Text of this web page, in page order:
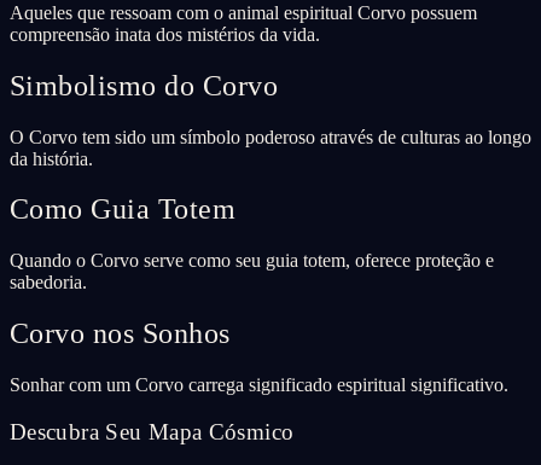
Aqueles que ressoam com o animal espiritual Corvo possuem
compreensão inata dos mistérios da vida.
Simbolismo do Corvo
O Corvo tem sido um símbolo poderoso através de culturas ao longo
da história.
Como Guia Totem
Quando o Corvo serve como seu guia totem, oferece proteção e
sabedoria.
Corvo nos Sonhos
Sonhar com um Corvo carrega significado espiritual significativo.
Descubra Seu Mapa Cósmico